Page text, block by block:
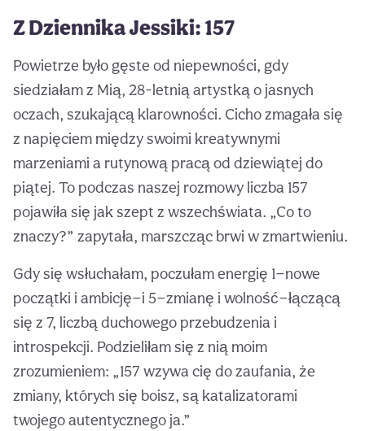
Z Dziennika Jessiki: 157
Powietrze było gęste od niepewności, gdy
siedziałam z Mią, 28-letnią artystką o jasnych
oczach, szukającą klarowności. Cicho zmagała się
z napięciem między swoimi kreatywnymi
marzeniami a rutynową pracą od dziewiątej do
piątej. To podczas naszej rozmowy liczba 157
pojawiła się jak szept z wszechświata. „Co to
znaczy?” zapytała, marszcząc brwi w zmartwieniu.
Gdy się wsłuchałam, poczułam energię 1—nowe
początki i ambicję—i 5—zmianę i wolność—łączącą
się z 7, liczbą duchowego przebudzenia i
introspekcji. Podzieliłam się z nią moim
zrozumieniem: „157 wzywa cię do zaufania, że
zmiany, których się boisz, są katalizatorami
twojego autentycznego ja.”